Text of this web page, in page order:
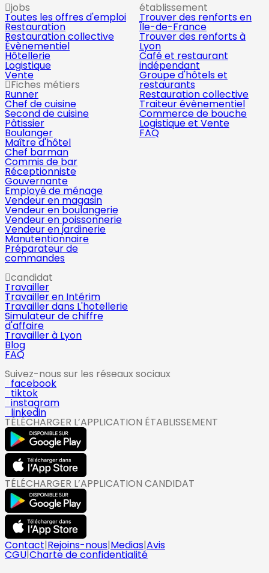
jobs
Toutes les offres d'emploi
Restauration
Restauration collective
Évènementiel
Hôtellerie
Logistique
Vente
Fiches métiers
Runner
Chef de cuisine
Second de cuisine
Pâtissier
Boulanger
Maître d'hôtel
Chef barman
Commis de bar
Réceptionniste
Gouvernante
Employé de ménage
Vendeur en magasin
Vendeur en boulangerie
Vendeur en poissonnerie
Vendeur en jardinerie
Manutentionnaire
Préparateur de
commandes
établissement
Trouver des renforts en
Île-de-France
Trouver des renforts à
Lyon
Café et restaurant
indépendant
Groupe d'hôtels et
restaurants
Restauration collective
Traiteur évènementiel
Commerce de bouche
Logistique et Vente
FAQ
candidat
Travailler
Travailler en Intérim
Travailler dans L'hotellerie
Simulateur de chiffre
d'affaire
Travailler à Lyon
Blog
FAQ
Suivez-nous sur les réseaux sociaux
facebook
tiktok
instagram
linkedin
TÉLÉCHARGER L’APPLICATION ÉTABLISSEMENT
TÉLÉCHARGER L’APPLICATION CANDIDAT
Contact|Rejoins-nous|Medias|Avis
CGU|Charte de confidentialité